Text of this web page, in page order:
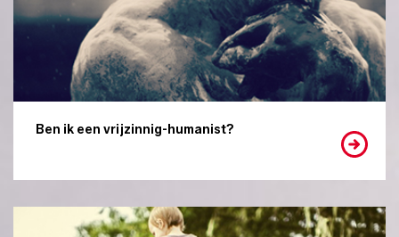
Ben ik een vrijzinnig-humanist?